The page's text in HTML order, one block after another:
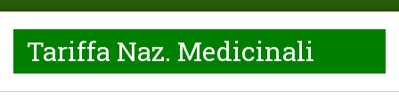
Tariffa Naz. Medicinali